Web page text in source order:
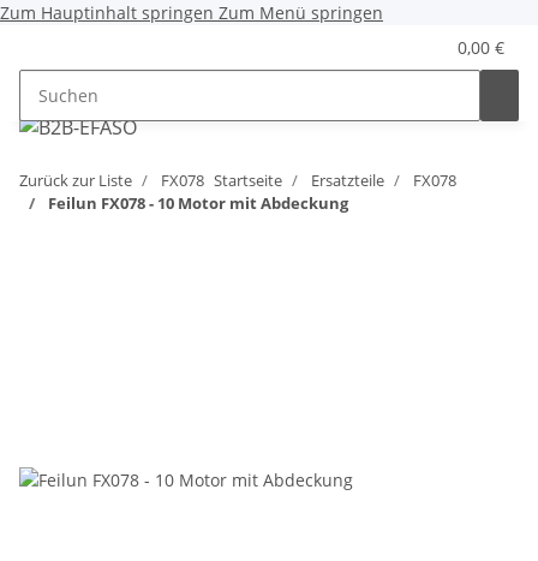
Zum Hauptinhalt springen Zum Menü springen
0,00 €
Zurück zur Liste FX078 Startseite Ersatzteile
FX078
Feilun FX078 - 10 Motor mit Abdeckung